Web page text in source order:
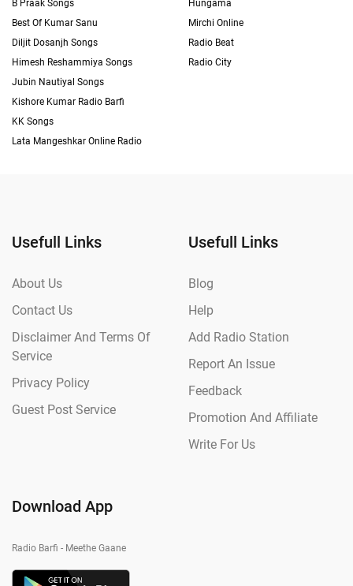
B Praak Songs
Best Of Kumar Sanu
Diljit Dosanjh Songs
Himesh Reshammiya Songs
Jubin Nautiyal Songs
Kishore Kumar Radio Barfi
KK Songs
Lata Mangeshkar Online Radio
Hungama
Mirchi Online
Radio Beat
Radio City
Usefull Links
About Us
Contact Us
Disclaimer And Terms Of
Service
Privacy Policy
Guest Post Service
Usefull Links
Blog
Help
Add Radio Station
Report An Issue
Feedback
Promotion And Affiliate
Write For Us
Download App
Radio Barfi - Meethe Gaane